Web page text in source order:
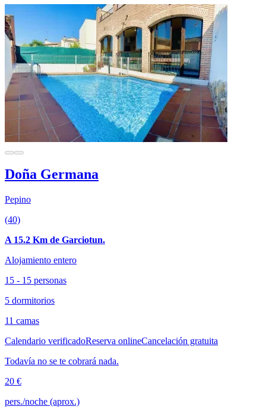
Doña Germana
Pepino
(40)
A 15.2 Km de Garciotun.
Alojamiento entero
15 - 15 personas
5 dormitorios
11 camas
Calendario verificadoReserva onlineCancelación gratuita
Todavía no se te cobrará nada.
20 €
pers./noche (aprox.)